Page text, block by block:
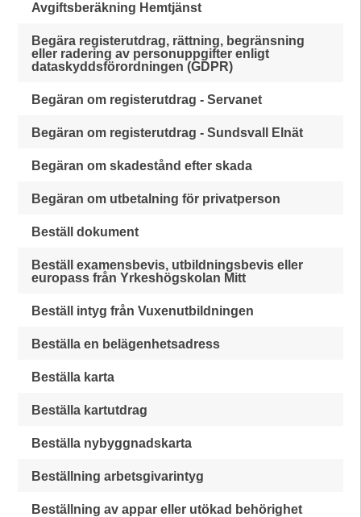
Avgiftsberäkning Hemtjänst
Begära registerutdrag, rättning, begränsning
eller radering av personuppgifter enligt
dataskyddsförordningen (GDPR)
Begäran om registerutdrag - Servanet
Begäran om registerutdrag - Sundsvall Elnät
Begäran om skadestånd efter skada
Begäran om utbetalning för privatperson
Beställ dokument
Beställ examensbevis, utbildningsbevis eller
europass från Yrkeshögskolan Mitt
Beställ intyg från Vuxenutbildningen
Beställa en belägenhetsadress
Beställa karta
Beställa kartutdrag
Beställa nybyggnadskarta
Beställning arbetsgivarintyg
Beställning av appar eller utökad behörighet